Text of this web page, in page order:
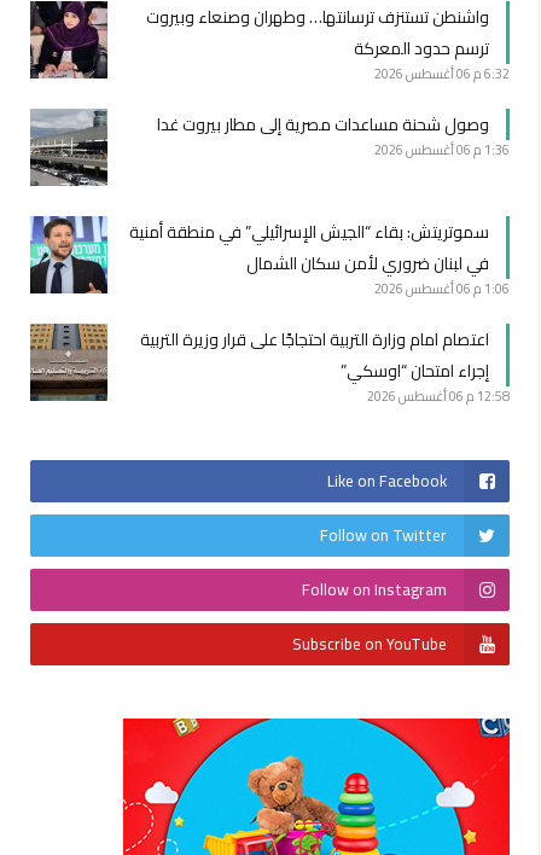
واشنطن تستنزف ترسانتها… وطهران وصنعاء وبيروت
ترسم حدود المعركة
6:32 م 06 أغسطس 2026
وصول شحنة مساعدات مصرية إلى مطار بيروت غدا
1:36 م 06 أغسطس 2026
سموتريتش: بقاء “الجيش الإسرائيلي” في منطقة أمنية
في لبنان ضروري لأمن سكان الشمال
1:06 م 06 أغسطس 2026
اعتصام امام وزارة التربية احتجاجًا على قرار وزيرة التربية
إجراء امتحان “اوسكي”
12:58 م 06 أغسطس 2026
Like on Facebook
Follow on Twitter
Follow on Instagram
Subscribe on YouTube